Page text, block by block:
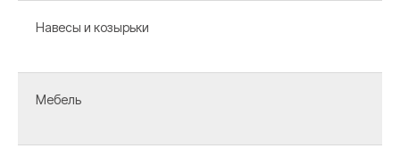
Навесы и козырьки
Мебель